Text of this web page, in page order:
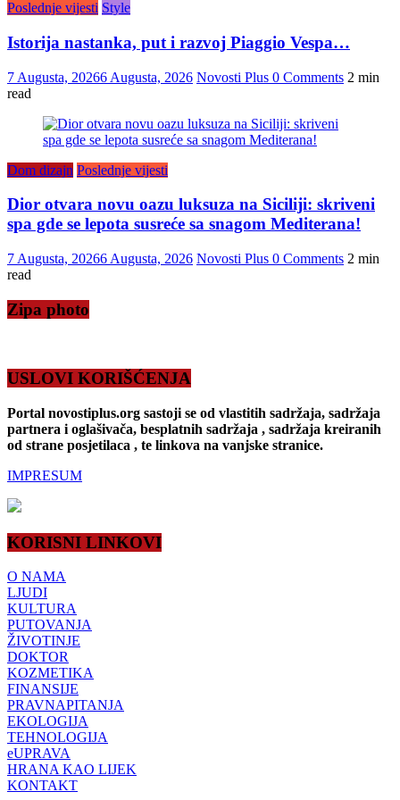
Poslednje vijesti Style
Istorija nastanka, put i razvoj Piaggio Vespa…
7 Augusta, 20266 Augusta, 2026 Novosti Plus 0 Comments 2 min
read
Dom dizajn Poslednje vijesti
Dior otvara novu oazu luksuza na Siciliji: skriveni
spa gde se lepota susreće sa snagom Mediterana!
7 Augusta, 20266 Augusta, 2026 Novosti Plus 0 Comments 2 min
read
Zipa photo
USLOVI KORIŠĆENJA
Portal novostiplus.org sastoji se od vlastitih sadržaja, sadržaja
partnera i oglašivača, besplatnih sadržaja , sadržaja kreiranih
od strane posjetilaca , te linkova na vanjske stranice.
IMPRESUM
KORISNI LINKOVI
O NAMA
LJUDI
KULTURA
PUTOVANJA
ŽIVOTINJE
DOKTOR
KOZMETIKA
FINANSIJE
PRAVNAPITANJA
EKOLOGIJA
TEHNOLOGIJA
eUPRAVA
HRANA KAO LIJEK
KONTAKT